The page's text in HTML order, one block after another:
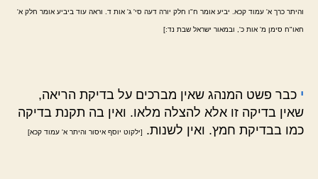
והיתר כרך א' עמוד קכא. יביע אומר ח"ו חלק יורה דעה סי' ג' אות ד. וראה עוד ביביע אומר חלק א'
חאו"ח סימן מ' אות כ', ובמאור ישראל שבת נד:]
י כבר פשט המנהג שאין מברכים על בדיקת הריאה,
שאין בדיקה זו אלא להצלה מלאו. ואין בה תקנת בדיקה
כמו בבדיקת חמץ. ואין לשנות.
[ילקוט יוסף איסור והיתר א' עמוד קכא]